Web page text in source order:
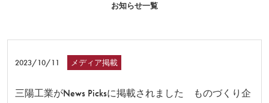
お知らせ一覧
三陽工業がNews Picksに掲載されました ものづくり企
2023/10/11 メディア掲載